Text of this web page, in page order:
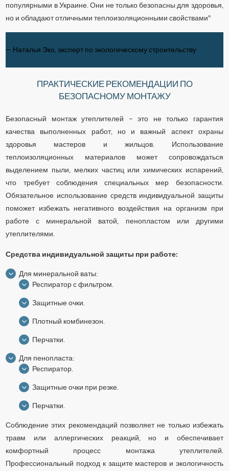
популярными в Украине. Они не только безопасны для здоровья,
но и обладают отличными теплоизоляционными свойствами"
— Наталья Эко, эксперт по экологическому строительству
ПРАКТИЧЕСКИЕ РЕКОМЕНДАЦИИ ПО
БЕЗОПАСНОМУ МОНТАЖУ
Безопасный монтаж утеплителей – это не только гарантия
качества выполненных работ, но и важный аспект охраны
здоровья мастеров и жильцов. Использование
теплоизоляционных материалов может сопровождаться
выделением пыли, мелких частиц или химических испарений,
что требует соблюдения специальных мер безопасности.
Обязательное использование средств индивидуальной защиты
поможет избежать негативного воздействия на организм при
работе с минеральной ватой, пенопластом или другими
утеплителями.
Средства индивидуальной защиты при работе:
Для минеральной ваты:
Респиратор с фильтром.
Защитные очки.
Плотный комбинезон.
Перчатки.
Для пенопласта:
Респиратор.
Защитные очки при резке.
Перчатки.
Соблюдение этих рекомендаций позволяет не только избежать
травм или аллергических реакций, но и обеспечивает
комфортный процесс монтажа утеплителей.
Профессиональный подход к защите мастеров и экологичность